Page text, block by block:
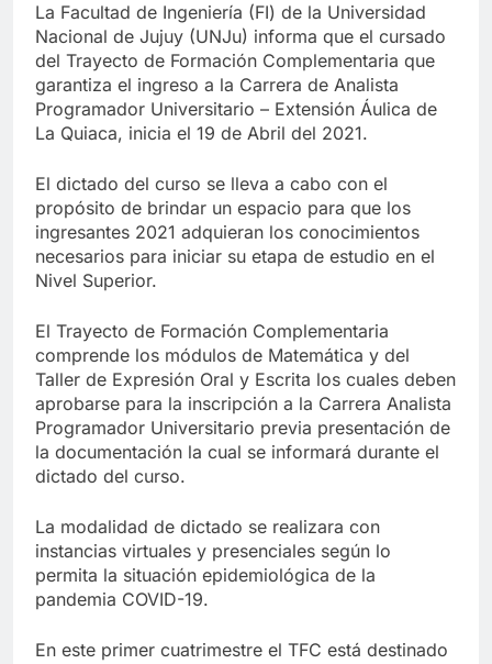
La Facultad de Ingeniería (FI) de la Universidad
Nacional de Jujuy (UNJu) informa que el cursado
del Trayecto de Formación Complementaria que
garantiza el ingreso a la Carrera de Analista
Programador Universitario – Extensión Áulica de
La Quiaca, inicia el 19 de Abril del 2021.
El dictado del curso se lleva a cabo con el
propósito de brindar un espacio para que los
ingresantes 2021 adquieran los conocimientos
necesarios para iniciar su etapa de estudio en el
Nivel Superior.
El Trayecto de Formación Complementaria
comprende los módulos de Matemática y del
Taller de Expresión Oral y Escrita los cuales deben
aprobarse para la inscripción a la Carrera Analista
Programador Universitario previa presentación de
la documentación la cual se informará durante el
dictado del curso.
La modalidad de dictado se realizara con
instancias virtuales y presenciales según lo
permita la situación epidemiológica de la
pandemia COVID-19.
En este primer cuatrimestre el TFC está destinado